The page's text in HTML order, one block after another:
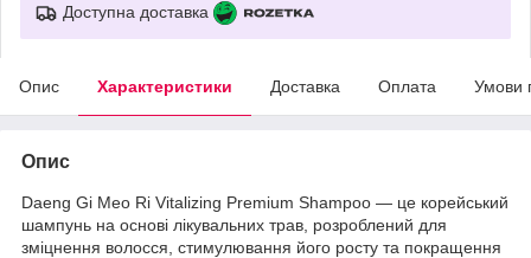
Доступна доставка
Опис Характеристики Доставка Оплата Умови
Опис
Daeng Gi Meo Ri Vitalizing Premium Shampoo — це корейський
шампунь на основі лікувальних трав, розроблений для
зміцнення волосся, стимулювання його росту та покращення